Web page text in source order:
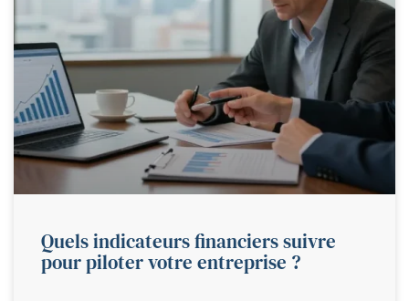
Quels indicateurs financiers suivre
pour piloter votre entreprise ?